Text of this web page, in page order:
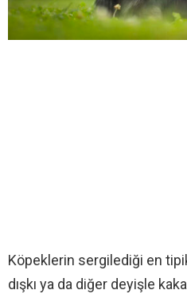
Köpeklerin sergilediği en
dışkı ya da diğer deyişle